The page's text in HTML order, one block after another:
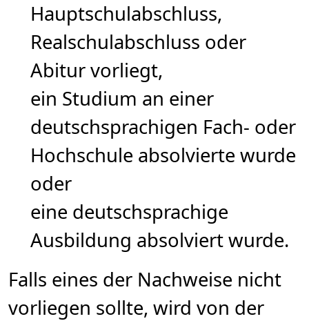
Hauptschulabschluss,
Realschulabschluss oder
Abitur vorliegt,
ein Studium an einer
deutschsprachigen Fach- oder
Hochschule absolvierte wurde
oder
eine deutschsprachige
Ausbildung absolviert wurde.
Falls eines der Nachweise nicht
vorliegen sollte, wird von der